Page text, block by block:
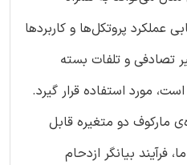
عملکرد پروتکل‌ها و کاربردها
تصادفی و تلفات بسته
مورد استفاده قرار گیرد.
مارکوف دو متغیره قابل
فرآیند بیانگر ازدحام